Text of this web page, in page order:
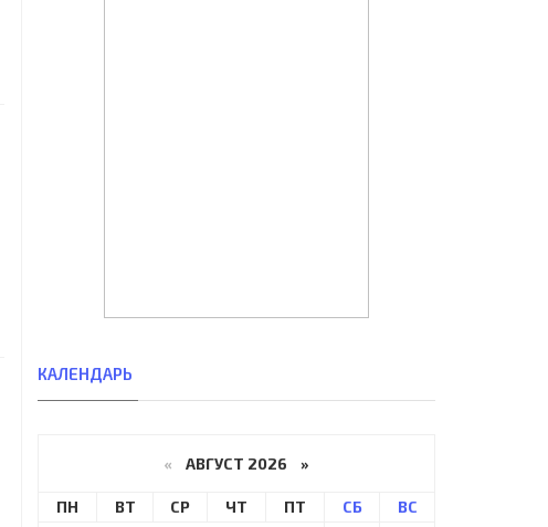
КАЛЕНДАРЬ
« АВГУСТ 2026 »
ПН ВТ СР ЧТ ПТ СБ
ВС